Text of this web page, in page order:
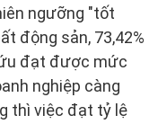
ngưỡng "tốt
động sản, 73,42%
đạt được mức
nghiệp càng
thì việc đạt tỷ lệ